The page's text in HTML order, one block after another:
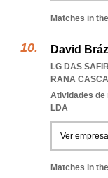
Matches in
David
LG DAS
RANA
Atividades de
LDA
Ver empresa
Matches in